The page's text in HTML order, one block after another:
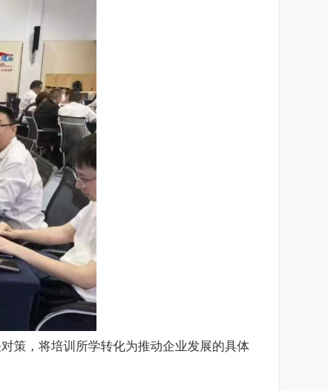
策，将培训所学转化为推动企业发展的具体